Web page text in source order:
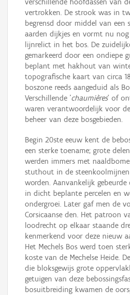
verschillende hoofdassen van
vertrokken. De strook was in
begrensd door middel van een
aarden dijkjes en vormt nu
lijnrelict in het bos. De
gemarkeerd door een ondiepe
beplant met hakhout van
topografische kaart van circa
boszone reeds aangeduid als
Verschillende 'chaumières' of
waren verantwoordelijk voor
beheer van deze bosgebieden.
Begin 20ste eeuw kent de
een sterke toename; grote
werden immers met
stuthout in de
worden. Aanvankelijk
in dicht beplante percelen en
ondergroei. Later gaf men de
Corsicaanse den. Het patroon
loodrecht op elkaar staande
kenmerkend voor deze nieuw
Het Mechels Bos werd toen
koste van de Mechelse Heide.
die bloksgewijs grote
getuigen van deze
bosuitbreiding kwamen de